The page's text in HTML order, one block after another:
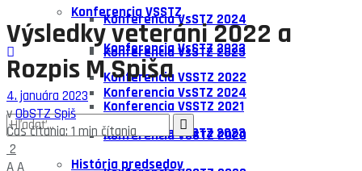
Konferencia VsSTZ 2024
Konferencia VsSTZ 2023
Konferencia VSSTZ 2022
Konferencia VSSTZ 2021
Konferencia VSSTZ 2020
História predsedov
Konferencia VSSTZ
Konferencia VsSTZ 2025
Konferencia VsSTZ 2024
Konferencia VsSTZ 2023
Výsledky veteráni 2022 a
Rozpis M Spiša
4. januára 2023
vObSTZ Spiš
Čas čítania: 1 min čítania
2
AA